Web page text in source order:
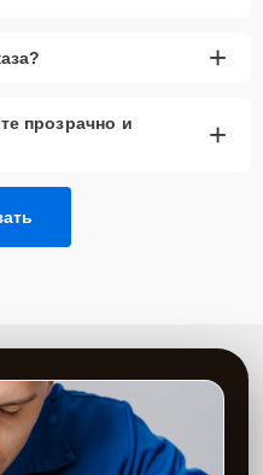
+
прозрачно и
+